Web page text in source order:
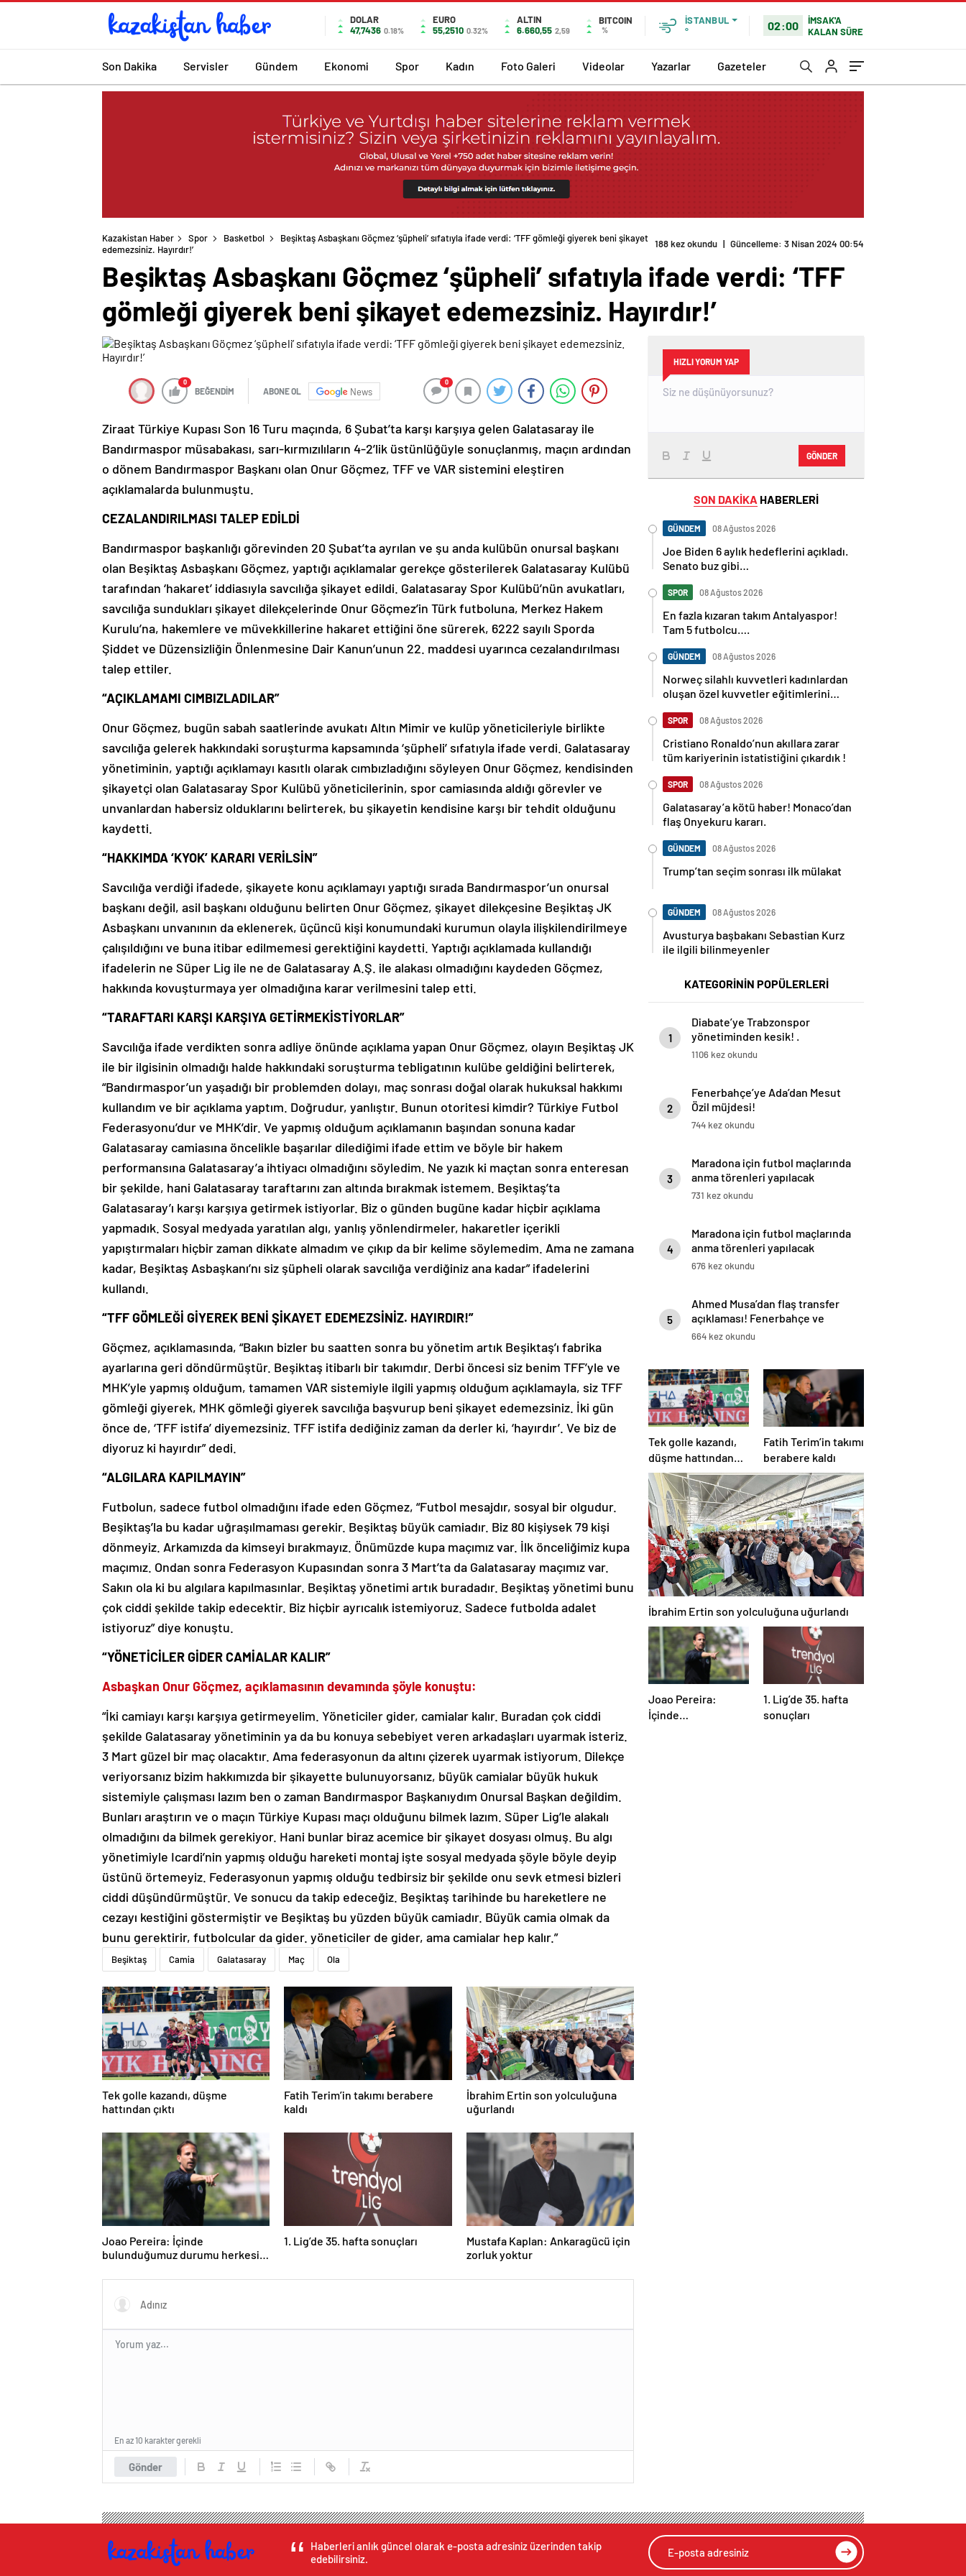
DOLAR
47,7436 0.18%
EURO
55,2510 0.32%
ALTIN
6.660,55 2,59
BITCOIN
%
İSTANBUL
°
02:00
İMSAK'A
KALAN SÜRE
Son Dakika Servisler Gündem Ekonomi Spor Kadın Foto Galeri Videolar Yazarlar Gazeteler
Kazakistan Haber Spor Basketbol
Beşiktaş Asbaşkanı Göçmez ‘şüpheli’ sıfatıyla ifade verdi: ‘TFF gömleği giyerek beni şikayet
edemezsiniz. Hayırdır!’
188 kez okundu | Güncelleme: 3 Nisan 2024 00:54
Beşiktaş Asbaşkanı Göçmez ‘şüpheli’ sıfatıyla ifade verdi: ‘TFF
gömleği giyerek beni şikayet edemezsiniz. Hayırdır!’
0
BEĞENDİM ABONE OL News
0
Ziraat Türkiye Kupası Son 16 Turu maçında, 6 Şubat’ta karşı karşıya gelen Galatasaray ile
Bandırmaspor müsabakası, sarı-kırmızılıların 4-2’lik üstünlüğüyle sonuçlanmış, maçın ardından
o dönem Bandırmaspor Başkanı olan Onur Göçmez, TFF ve VAR sistemini eleştiren
açıklamalarda bulunmuştu.
CEZALANDIRILMASI TALEP EDİLDİ
Bandırmaspor başkanlığı görevinden 20 Şubat’ta ayrılan ve şu anda kulübün onursal başkanı
olan Beşiktaş Asbaşkanı Göçmez, yaptığı açıklamalar gerekçe gösterilerek Galatasaray Kulübü
tarafından ‘hakaret’ iddiasıyla savcılığa şikayet edildi. Galatasaray Spor Kulübü’nün avukatları,
savcılığa sundukları şikayet dilekçelerinde Onur Göçmez’in Türk futboluna, Merkez Hakem
Kurulu’na, hakemlere ve müvekkillerine hakaret ettiğini öne sürerek, 6222 sayılı Sporda
Şiddet ve Düzensizliğin Önlenmesine Dair Kanun’unun 22. maddesi uyarınca cezalandırılması
talep ettiler.
“AÇIKLAMAMI CIMBIZLADILAR”
Onur Göçmez, bugün sabah saatlerinde avukatı Altın Mimir ve kulüp yöneticileriyle birlikte
savcılığa gelerek hakkındaki soruşturma kapsamında ‘şüpheli’ sıfatıyla ifade verdi. Galatasaray
yönetiminin, yaptığı açıklamayı kasıtlı olarak cımbızladığını söyleyen Onur Göçmez, kendisinden
şikayetçi olan Galatasaray Spor Kulübü yöneticilerinin, spor camiasında aldığı görevler ve
unvanlardan habersiz olduklarını belirterek, bu şikayetin kendisine karşı bir tehdit olduğunu
kaydetti.
“HAKKIMDA ‘KYOK’ KARARI VERİLSİN”
Savcılığa verdiği ifadede, şikayete konu açıklamayı yaptığı sırada Bandırmaspor’un onursal
başkanı değil, asil başkanı olduğunu belirten Onur Göçmez, şikayet dilekçesine Beşiktaş JK
Asbaşkanı unvanının da eklenerek, üçüncü kişi konumundaki kurumun olayla ilişkilendirilmeye
çalışıldığını ve buna itibar edilmemesi gerektiğini kaydetti. Yaptığı açıklamada kullandığı
ifadelerin ne Süper Lig ile ne de Galatasaray A.Ş. ile alakası olmadığını kaydeden Göçmez,
hakkında kovuşturmaya yer olmadığına karar verilmesini talep etti.
“TARAFTARI KARŞI KARŞIYA GETİRMEKİSTİYORLAR”
Savcılığa ifade verdikten sonra adliye önünde açıklama yapan Onur Göçmez, olayın Beşiktaş JK
ile bir ilgisinin olmadığı halde hakkındaki soruşturma tebligatının kulübe geldiğini belirterek,
“Bandırmaspor’un yaşadığı bir problemden dolayı, maç sonrası doğal olarak hukuksal hakkımı
kullandım ve bir açıklama yaptım. Doğrudur, yanlıştır. Bunun otoritesi kimdir? Türkiye Futbol
Federasyonu’dur ve MHK’dir. Ve yapmış olduğum açıklamanın başından sonuna kadar
Galatasaray camiasına öncelikle başarılar dilediğimi ifade ettim ve böyle bir hakem
performansına Galatasaray’a ihtiyacı olmadığını söyledim. Ne yazık ki maçtan sonra enteresan
bir şekilde, hani Galatasaray taraftarını zan altında bırakmak istemem. Beşiktaş’ta
Galatasaray’ı karşı karşıya getirmek istiyorlar. Biz o günden bugüne kadar hiçbir açıklama
yapmadık. Sosyal medyada yaratılan algı, yanlış yönlendirmeler, hakaretler içerikli
yapıştırmaları hiçbir zaman dikkate almadım ve çıkıp da bir kelime söylemedim. Ama ne zamana
kadar, Beşiktaş Asbaşkanı’nı siz şüpheli olarak savcılığa verdiğiniz ana kadar” ifadelerini
kullandı.
“TFF GÖMLEĞİ GİYEREK BENİ ŞİKAYET EDEMEZSİNİZ. HAYIRDIR!”
Göçmez, açıklamasında, “Bakın bizler bu saatten sonra bu yönetim artık Beşiktaş’ı fabrika
ayarlarına geri döndürmüştür. Beşiktaş itibarlı bir takımdır. Derbi öncesi siz benim TFF’yle ve
MHK’yle yapmış olduğum, tamamen VAR sistemiyle ilgili yapmış olduğum açıklamayla, siz TFF
gömleği giyerek, MHK gömleği giyerek savcılığa başvurup beni şikayet edemezsiniz. İki gün
önce de, ‘TFF istifa’ diyemezsiniz. TFF istifa dediğiniz zaman da derler ki, ‘hayırdır’. Ve biz de
diyoruz ki hayırdır” dedi.
“ALGILARA KAPILMAYIN”
Futbolun, sadece futbol olmadığını ifade eden Göçmez, “Futbol mesajdır, sosyal bir olgudur.
Beşiktaş’la bu kadar uğraşılmaması gerekir. Beşiktaş büyük camiadır. Biz 80 kişiysek 79 kişi
dönmeyiz. Arkamızda da kimseyi bırakmayız. Önümüzde kupa maçımız var. İlk önceliğimiz kupa
maçımız. Ondan sonra Federasyon Kupasından sonra 3 Mart’ta da Galatasaray maçımız var.
Sakın ola ki bu algılara kapılmasınlar. Beşiktaş yönetimi artık buradadır. Beşiktaş yönetimi bunu
çok ciddi şekilde takip edecektir. Biz hiçbir ayrıcalık istemiyoruz. Sadece futbolda adalet
istiyoruz” diye konuştu.
“YÖNETİCİLER GİDER CAMİALAR KALIR”
Asbaşkan Onur Göçmez, açıklamasının devamında şöyle konuştu:
“İki camiayı karşı karşıya getirmeyelim. Yöneticiler gider, camialar kalır. Buradan çok ciddi
şekilde Galatasaray yönetiminin ya da bu konuya sebebiyet veren arkadaşları uyarmak isteriz.
3 Mart güzel bir maç olacaktır. Ama federasyonun da altını çizerek uyarmak istiyorum. Dilekçe
veriyorsanız bizim hakkımızda bir şikayette bulunuyorsanız, büyük camialar büyük hukuk
sistemiyle çalışması lazım ben o zaman Bandırmaspor Başkanıydım Onursal Başkan değildim.
Bunları araştırın ve o maçın Türkiye Kupası maçı olduğunu bilmek lazım. Süper Lig’le alakalı
olmadığını da bilmek gerekiyor. Hani bunlar biraz acemice bir şikayet dosyası olmuş. Bu algı
yönetimiyle Icardi’nin yapmış olduğu hareketi montaj işte sosyal medyada şöyle böyle deyip
üstünü örtemeyiz. Federasyonun yapmış olduğu tedbirsiz bir şekilde onu sevk etmesi bizleri
ciddi düşündürmüştür. Ve sonucu da takip edeceğiz. Beşiktaş tarihinde bu hareketlere ne
cezayı kestiğini göstermiştir ve Beşiktaş bu yüzden büyük camiadır. Büyük camia olmak da
bunu gerektirir, futbolcular da gider. yöneticiler de gider, ama camialar hep kalır.”
Beşiktaş Camia Galatasaray Maç Ola
Tek golle kazandı, düşme
hattından çıktı
Fatih Terim’in takımı berabere
kaldı
İbrahim Ertin son yolculuğuna
uğurlandı
Joao Pereira: İçinde
bulunduğumuz durumu herkesin
1. Lig’de 35. hafta sonuçları
Mustafa Kaplan: Ankaragücü için
zorluk yoktur
Gönder
En az 10 karakter gerekli
HIZLI YORUM YAP
GÖNDER
SON DAKİKA HABERLERİ
GÜNDEM 08 Ağustos 2026
Joe Biden 6 aylık hedeflerini açıkladı.
Senato buz gibi…
SPOR 08 Ağustos 2026
En fazla kızaran takım Antalyaspor!
Tam 5 futbolcu….
GÜNDEM 08 Ağustos 2026
Norweç silahlı kuvvetleri kadınlardan
oluşan özel kuvvetler eğitimlerini
SPOR 08 Ağustos 2026
Cristiano Ronaldo’nun akıllara zarar
tüm kariyerinin istatistiğini çıkardık !
SPOR 08 Ağustos 2026
Galatasaray’a kötü haber! Monaco’dan
flaş Onyekuru kararı.
GÜNDEM 08 Ağustos 2026
Trump’tan seçim sonrası ilk mülakat
GÜNDEM 08 Ağustos 2026
Avusturya başbakanı Sebastian Kurz
ile ilgili bilinmeyenler
KATEGORİNİN POPÜLERLERİ
1
Diabate’ye Trabzonspor
yönetiminden kesik! .
1106 kez okundu
2
Fenerbahçe’ye Ada’dan Mesut
Özil müjdesi!
744 kez okundu
3
Maradona için futbol maçlarında
anma törenleri yapılacak
731 kez okundu
4
Maradona için futbol maçlarında
anma törenleri yapılacak
676 kez okundu
5
Ahmed Musa’dan flaş transfer
açıklaması! Fenerbahçe ve
Galatasaray…
664 kez okundu
Tek golle kazandı,
düşme hattından
çıktı
Fatih Terim’in takımı
berabere kaldı
İbrahim Ertin son yolculuğuna uğurlandı
Joao Pereira:
İçinde
1. Lig’de 35. hafta
sonuçları
Haberleri anlık güncel olarak e-posta adresiniz üzerinden takip
edebilirsiniz.